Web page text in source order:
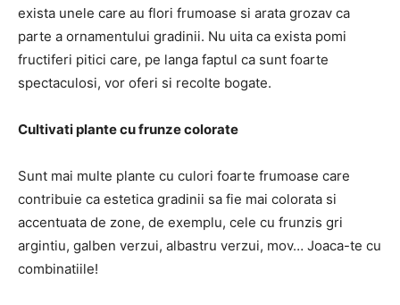
exista unele care au flori frumoase si arata grozav ca
parte a ornamentului gradinii. Nu uita ca exista pomi
fructiferi pitici care, pe langa faptul ca sunt foarte
spectaculosi, vor oferi si recolte bogate.
Cultivati plante cu frunze colorate
Sunt mai multe plante cu culori foarte frumoase care
contribuie ca estetica gradinii sa fie mai colorata si
accentuata de zone, de exemplu, cele cu frunzis gri
argintiu, galben verzui, albastru verzui, mov… Joaca-te cu
combinatiile!